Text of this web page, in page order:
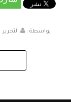
بواسطة :
التحرير